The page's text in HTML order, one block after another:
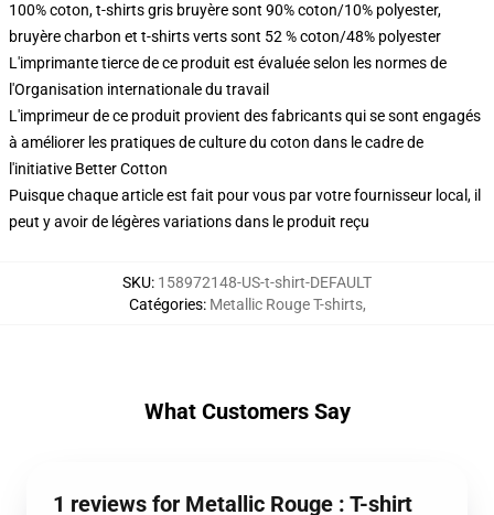
100% coton, t-shirts gris bruyère sont 90% coton/10% polyester,
bruyère charbon et t-shirts verts sont 52 % coton/48% polyester
L'imprimante tierce de ce produit est évaluée selon les normes de
l'Organisation internationale du travail
L'imprimeur de ce produit provient des fabricants qui se sont engagés
à améliorer les pratiques de culture du coton dans le cadre de
l'initiative Better Cotton
Puisque chaque article est fait pour vous par votre fournisseur local, il
peut y avoir de légères variations dans le produit reçu
SKU: 158972148-US-t-shirt-DEFAULT
Catégories: Metallic Rouge T-shirts,
What Customers Say
1 reviews for Metallic Rouge : T-shirt